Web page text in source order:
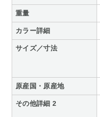
重量
カラー詳細
サイズ／寸法
原産国・原産地
その他詳細 2